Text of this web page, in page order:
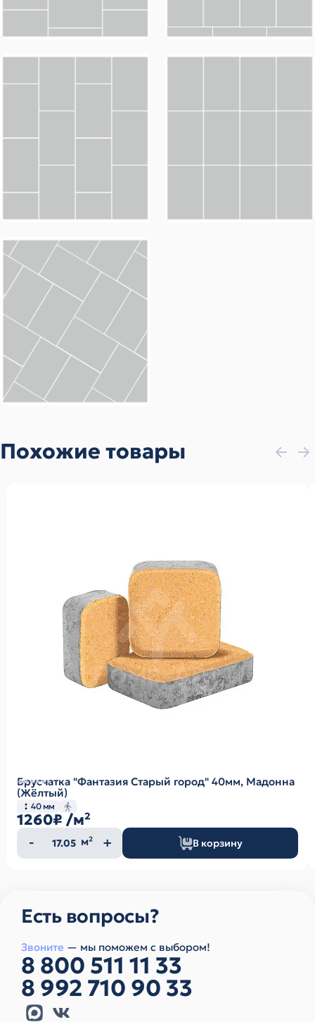
Похожие товары
Брусчатка "Фантазия Старый город" 40мм, Мадонна
(Жёлтый)
40 мм
1260₽ /м²
Количество
товара
м² В корзину
Есть вопросы?
Звоните — мы поможем с выбором!
8 800 511 11 33
8 992 710 90 33